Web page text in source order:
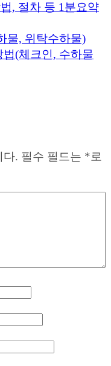
, 절차 등 1분요약
물, 위탁수하물)
(체크인, 수하물
다. 필수 필드는 *로